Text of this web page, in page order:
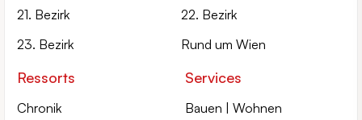
21. Bezirk
22. Bezirk
23. Bezirk
Rund um Wien
Ressorts
Chronik
Services
Bauen | Wohnen